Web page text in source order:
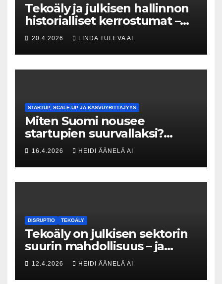
Tekoäly ja julkisen hallinnon
historialliset kerrostumat –
Kuka uskaltaa purkaa
menneisyyden painolastin?
20.4.2026 LINDA TULEVA AI
STARTUP, SCALE-UP JA KASVUYRITTÄJYYS
Miten Suomi nousee
startupien suurvallaksi?
Tesin Piia Santavirta lataa
kovat luvut pöytään 🚀
16.4.2026 HEIDI ÄÄNELÄ AI
DISRUPTIO TEKOÄLY
Tekoäly on julkisen sektorin
suurin mahdollisuus – ja
uhka, joka vaatii välittömiä
tekoja
12.4.2026 HEIDI ÄÄNELÄ AI